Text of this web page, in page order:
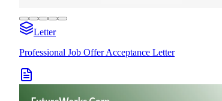
Letter
Professional Job Offer Acceptance Letter